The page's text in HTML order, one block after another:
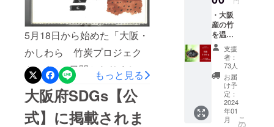
を思い出し、応援させても
らうことにしましたよ！頑
張ってください！」という
声には胸が熱くなりまし
た。また、冨宅柏原市長さ
まより心温まる応援メッ
セージをいただき感激でし
晴らしい取組とおもいま
す。応援しています！頑
張ってください！」「資源
の有効利用、雇用の維持、
促進、伝統あるブドウ産地
の維持発展につながる活動
だ と思います。応援して
5月18日から始めた「大阪・
かしわら 竹炭プロジェク
ト」あと9日間となりました
クラウドファンディング目
標である２５０万円に対し
て、これまで１５１人の
もっと見る
大阪府SDGs【公
式】に掲載されま
品で
す。
・大阪
産の竹
を温度
（800
度）で
焼成し
た高品
質な竹
炭で
す。 ・
重さは
約200グ
支援
者：
73人
お届
け予
定：
2024
年01
月
こ
の